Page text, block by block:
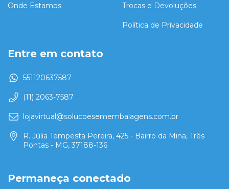
Onde Estamos Trocas e Devoluções
Política de Privacidade
Entre em contato
551120637587
(11) 2063-7587
lojavirtual@solucoesemembalagens.com.br
R. Júlia Tempesta Pereira, 425 - Bairro da Mina, Três
Pontas - MG, 37188-136
Permaneça conectado